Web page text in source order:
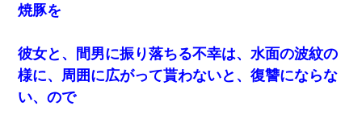
焼豚を
彼女と、間男に振り落ちる不幸は、水面の波紋の
様に、周囲に広がって貰わないと、復讐にならな
い、ので